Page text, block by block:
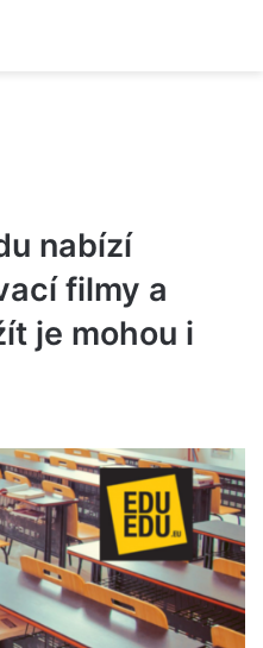
nabízí
filmy a
je mohou i